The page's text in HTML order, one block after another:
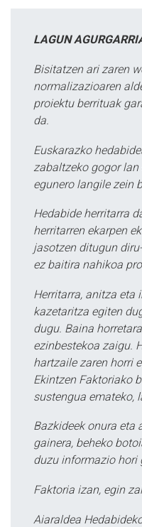
LAGUN
Bisitatzen ari zaren
normalizazioaren
proiektu berrituak
da.
Euskarazko
zabaltzeko gogor
egunero langile zein
Hedabide herritarra
herritarren ekarpen
jasotzen ditugun
ez baitira nahikoa
Herritarra, anitza eta
kazetaritza egiten
dugu. Baina
ezinbestekoa zaigu.
hartzaile zaren horri
Ekintzen Faktoriako
sustengua emateko,
Bazkideek onura eta
gainera, beheko
duzu informazio hori
Faktoria izan, egin
Aiaraldea